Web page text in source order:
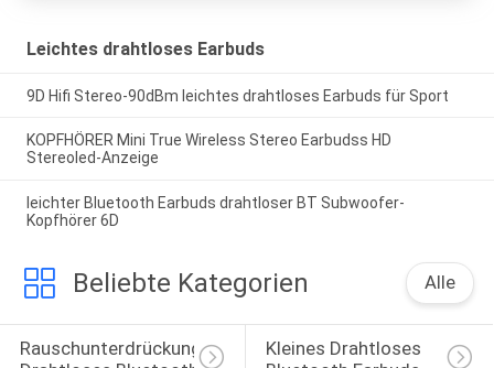
Leichtes drahtloses Earbuds
9D Hifi Stereo-90dBm leichtes drahtloses Earbuds für Sport
KOPFHÖRER Mini True Wireless Stereo Earbudss HD
Stereoled-Anzeige
leichter Bluetooth Earbuds drahtloser BT Subwoofer-
Kopfhörer 6D
Beliebte Kategorien Alle
Rauschunterdrückung
Kleines Drahtloses